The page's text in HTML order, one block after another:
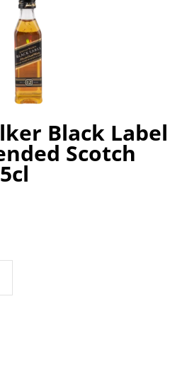
Black Label
Scotch